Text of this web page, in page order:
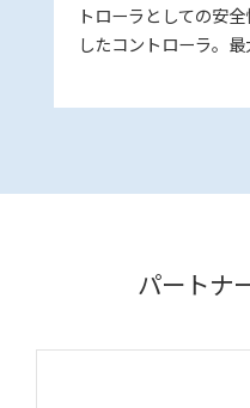
トローラとしての安
したコントローラ。
パートナ